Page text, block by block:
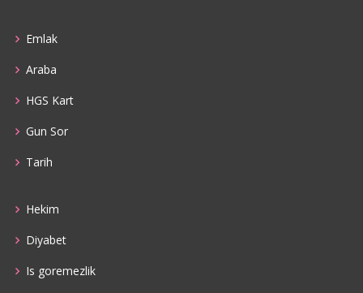
Emlak
Araba
HGS Kart
Gun Sor
Tarih
Hekim
Diyabet
Is goremezlik